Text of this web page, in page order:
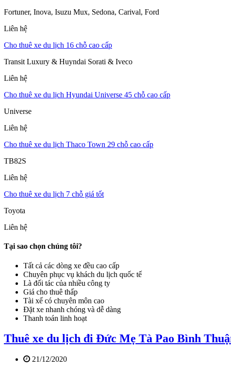
Fortuner, Inova, Isuzu Mux, Sedona, Carival, Ford
Liên hệ
Cho thuê xe du lịch 16 chỗ cao cấp
Transit Luxury & Huyndai Sorati & Iveco
Liên hệ
Cho thuê xe du lịch Hyundai Universe 45 chỗ cao cấp
Universe
Liên hệ
Cho thuê xe du lịch Thaco Town 29 chỗ cao cấp
TB82S
Liên hệ
Cho thuê xe du lịch 7 chỗ giá tốt
Toyota
Liên hệ
Tại sao chọn chúng tôi?
Tất cả các dòng xe đều cao cấp
Chuyên phục vụ khách du lịch quốc tế
Là đối tác của nhiều công ty
Giá cho thuê thấp
Tài xế có chuyên môn cao
Đặt xe nhanh chóng và dễ dàng
Thanh toán linh hoạt
Thuê xe du lịch đi Đức Mẹ Tà Pao Bình
21/12/2020